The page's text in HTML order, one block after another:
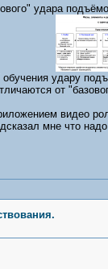
удара
удару
от
видео
мне что